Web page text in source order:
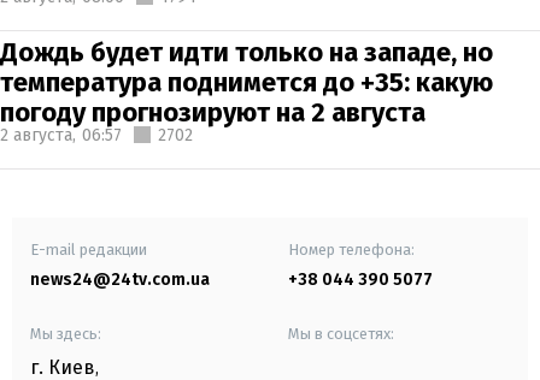
Дождь будет идти только на западе, но
температура поднимется до +35: какую
погоду прогнозируют на 2 августа
2 августа, 06:57 2702
E-mail редакции
news24@24tv.com.ua
Номер телефона:
+38 044 390 5077
Мы здесь:
г. Киев,
Мы в соцсетях: